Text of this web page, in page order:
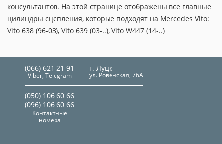
консультантов. На этой странице отображены все главные
цилиндры сцепления, которые подходят на Mercedes Vito:
Vito 638 (96-03), Vito 639 (03-..), Vito W447 (14-..)
(066) 621 21 91
Viber, Telegram
г. Луцк
ул. Ровенская, 76А
(050) 106 60 66
(096) 106 60 66
Контактные
номера